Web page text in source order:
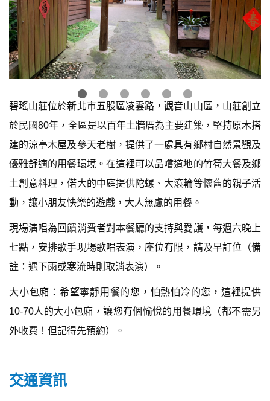
碧瑤山莊位於新北市五股區凌雲路，觀音山山區，山莊創立
於民國80年，全區是以百年土牆厝為主要建築，堅持原木搭
建的涼亭木屋及參天老樹，提供了一處具有鄉村自然景觀及
優雅舒適的用餐環境。在這裡可以品嚐道地的竹筍大餐及鄉
土創意料理，偌大的中庭提供陀螺、大滾輪等懷舊的親子活
動，讓小朋友快樂的遊戲，大人無慮的用餐。
現場演唱為回饋消費者對本餐廳的支持與愛護，每週六晚上
七點，安排歌手現場歌唱表演，座位有限，請及早訂位（備
註：遇下雨或寒流時則取消表演）。
大小包廂：希望寧靜用餐的您，怕熱怕冷的您，這裡提供
10-70人的大小包廂，讓您有個愉悅的用餐環境（都不需另
外收費！但記得先預約）。
交通資訊